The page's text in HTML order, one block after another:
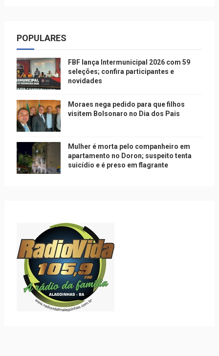
POPULARES
FBF lança Intermunicipal 2026 com 59
seleções; confira participantes e
novidades
Moraes nega pedido para que filhos
visitem Bolsonaro no Dia dos Pais
Mulher é morta pelo companheiro em
apartamento no Doron; suspeito tenta
suicídio e é preso em flagrante